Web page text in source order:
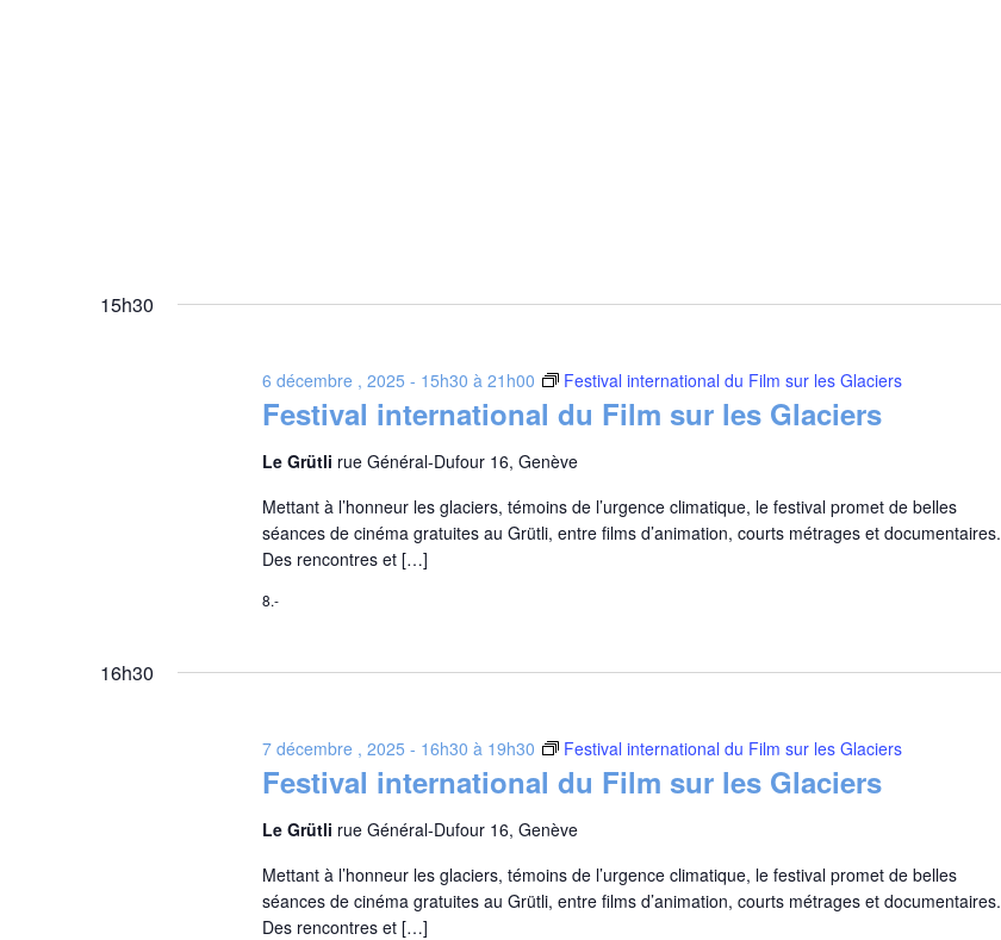
15h30
Festival international du Film sur les Glaciers
6 décembre , 2025 - 15h30 à 21h00 Festival international du Film sur les Glaciers
Le Grütli rue Général-Dufour 16, Genève
Mettant à l’honneur les glaciers, témoins de l’urgence climatique, le festival promet de belles
séances de cinéma gratuites au Grütli, entre films d’animation, courts métrages et documentaires.
Des rencontres et […]
8.-
16h30
Festival international du Film sur les Glaciers
7 décembre , 2025 - 16h30 à 19h30 Festival international du Film sur les Glaciers
Le Grütli rue Général-Dufour 16, Genève
Mettant à l’honneur les glaciers, témoins de l’urgence climatique, le festival promet de belles
séances de cinéma gratuites au Grütli, entre films d’animation, courts métrages et documentaires.
Des rencontres et […]